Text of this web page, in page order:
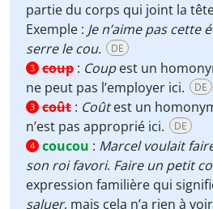
partie du corps qui joint la
Exemple : Je n’aime pas cette
serre le cou.
DE
3 coup : Coupest un
ne peut pas l’employer ici.
DE
3 coût : Coûtest un
n’est pas approprié ici.
DE
4 coucou : Marcel voulait
son roi favori. Faire un petit
expression familière qui
saluer, mais cela n’a rien à